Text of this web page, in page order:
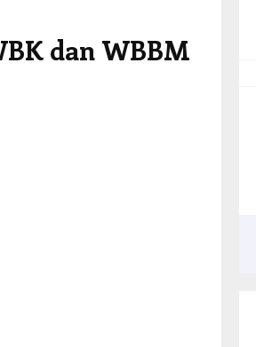
dan WBBM